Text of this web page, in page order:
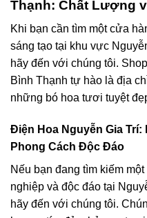
Thạnh: Chất Lượng
Khi bạn cần tìm một cửa
sáng tạo tại khu vực
hãy đến với chúng tôi.
Bình Thạnh tự hào là địa
những bó hoa tươi tuyệt
Điện Hoa Nguyễn Gia
Phong Cách Độc Đáo
Nếu bạn đang tìm kiếm
nghiệp và độc đáo tại
hãy đến với chúng tôi.